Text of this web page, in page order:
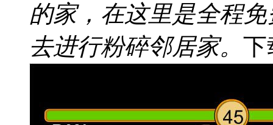
的家，在这里是全程
去进行粉碎邻居家。 下